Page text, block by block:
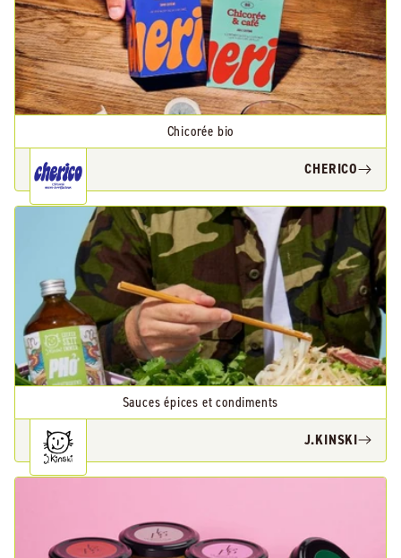
Chicorée bio
CHERICO
Sauces épices et condiments
J.KINSKI